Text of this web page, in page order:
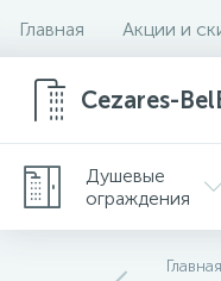
Главная Акции и
Cezares-
Душевые
ограждения
Главная